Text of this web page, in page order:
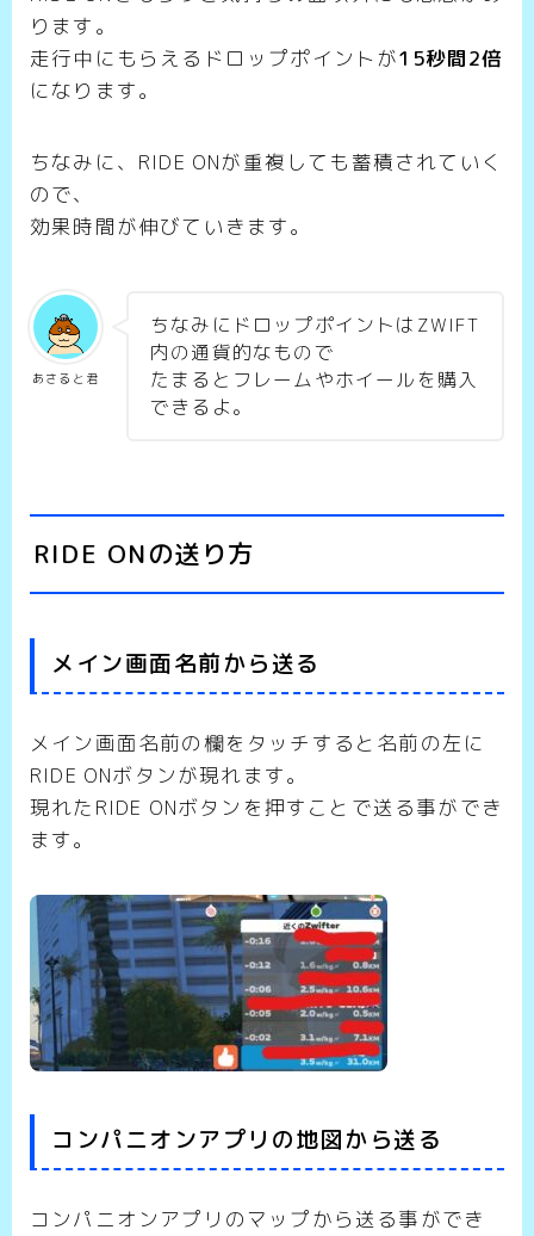
ります。
走行中にもらえるドロップポイントが15秒間2倍
になります。
ちなみに、RIDE ONが重複しても蓄積されていく
ので、
効果時間が伸びていきます。
あさると君
ちなみにドロップポイントはZWIFT
内の通貨的なもので
たまるとフレームやホイールを購入
できるよ。
RIDE ONの送り方
メイン画面名前から送る
メイン画面名前の欄をタッチすると名前の左に
RIDE ONボタンが現れます。
現れたRIDE ONボタンを押すことで送る事ができ
ます。
コンパニオンアプリの地図から送る
コンパニオンアプリのマップから送る事ができ